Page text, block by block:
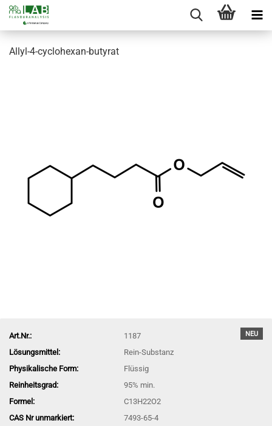
Allyl-4-cyclohexan-butyrat
NEU
Art.Nr.:
1187
Lösungsmittel:
Rein-Substanz
Physikalische Form:
Flüssig
Reinheitsgrad:
95% min.
Formel:
C13H22O2
CAS Nr unmarkiert:
7493-65-4